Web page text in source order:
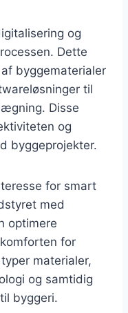
og
Dette
byggematerialer
til
Disse
og
byggeprojekter.
for smart
med
optimere
for
materialer,
og samtidig
byggeri.